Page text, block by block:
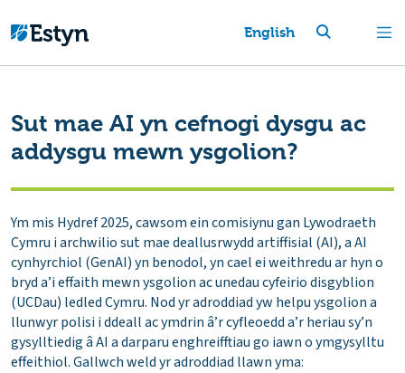
English
Sut mae AI yn cefnogi dysgu ac
addysgu mewn ysgolion?
Ym mis Hydref 2025, cawsom ein comisiynu gan Lywodraeth
Cymru i archwilio sut mae deallusrwydd artiffisial (AI), a AI
cynhyrchiol (GenAI) yn benodol, yn cael ei weithredu ar hyn o
bryd a’i effaith mewn ysgolion ac unedau cyfeirio disgyblion
(UCDau) ledled Cymru. Nod yr adroddiad yw helpu ysgolion a
llunwyr polisi i ddeall ac ymdrin â’r cyfleoedd a’r heriau sy’n
gysylltiedig â AI a darparu enghreifftiau go iawn o ymgysylltu
effeithiol. Gallwch weld yr adroddiad llawn yma: